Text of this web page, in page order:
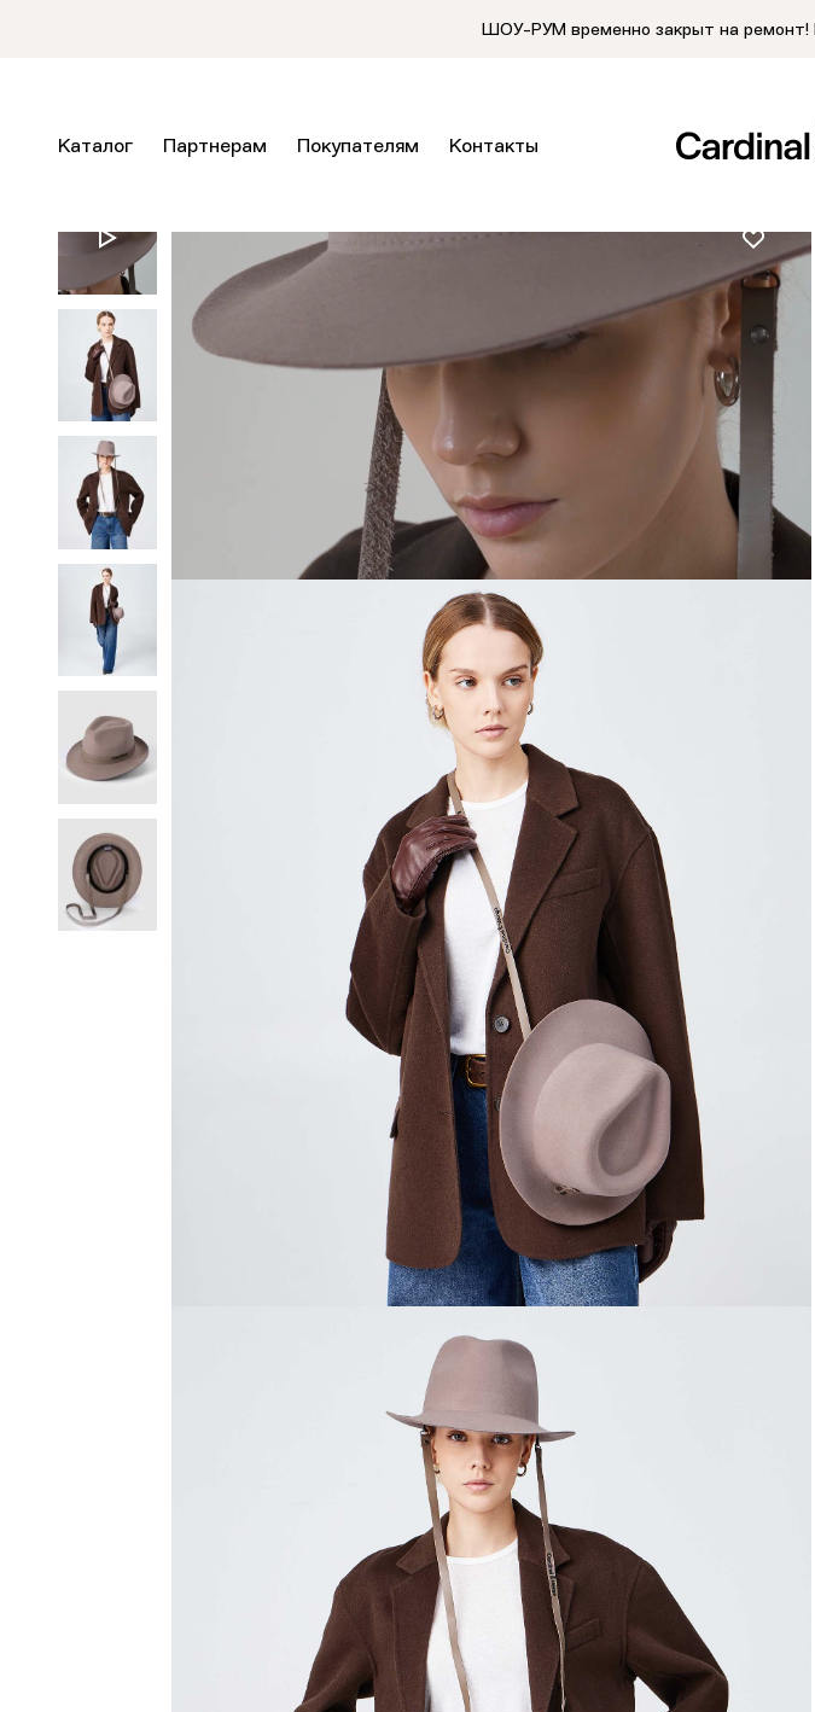
ШОУ-РУМ временно закрыт на ремонт!
Каталог Партнерам Покупателям Контакты